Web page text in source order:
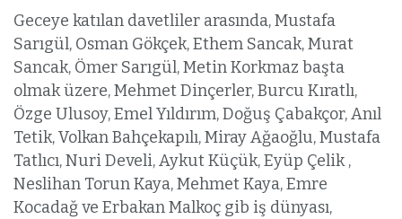
Geceye katılan davetliler arasında, Mustafa
Sarıgül, Osman Gökçek, Ethem Sancak, Murat
Sancak, Ömer Sarıgül, Metin Korkmaz başta
olmak üzere, Mehmet Dinçerler, Burcu Kıratlı,
Özge Ulusoy, Emel Yıldırım, Doğuş Çabakçor, Anıl
Tetik, Volkan Bahçekapılı, Miray Ağaoğlu, Mustafa
Tatlıcı, Nuri Develi, Aykut Küçük, Eyüp Çelik ,
Neslihan Torun Kaya, Mehmet Kaya, Emre
Kocadağ ve Erbakan Malkoç gib iş dünyası,